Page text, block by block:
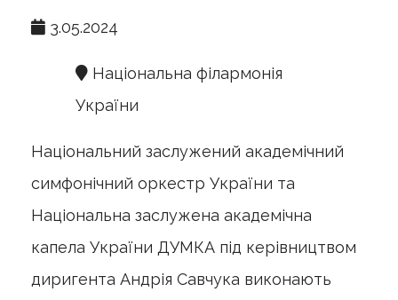
3.05.2024
Національна філармонія
України
Національний заслужений академічний
симфонічний оркестр України та
Національна заслужена академічна
капела України ДУМКА під керівництвом
диригента Андрія Савчука виконають